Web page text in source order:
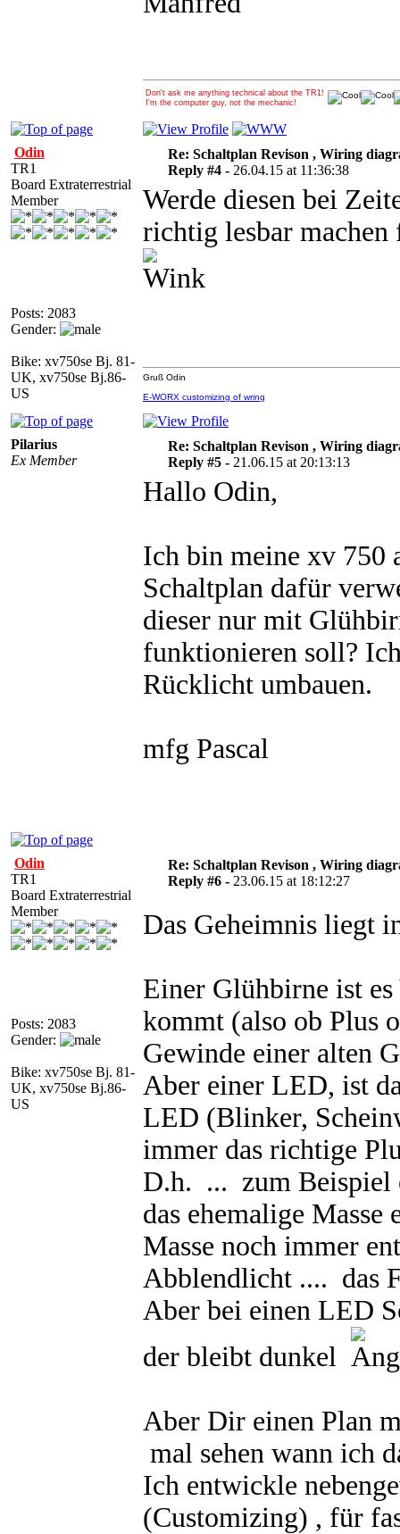
Don't ask me anything technical about the TR1!
I'm the computer guy, not the mechanic!
Odin
TR1
Board Extraterrestrial
Member
Posts: 2083
Gender:
Bike: xv750se Bj. 81-
UK, xv750se Bj.86-
US
Re: Schaltplan Revison , Wiring
Reply #4 - 26.04.15 at 11:36:38
Werde diesen bei
richtig lesbar
Gruß Odin
E-WORX customizing of wring
Pilarius
Ex Member
Re: Schaltplan Revison , Wiring
Reply #5 - 21.06.15 at 20:13:13
Hallo Odin,
Ich bin meine xv 750
Schaltplan dafür
dieser nur mit
funktionieren soll?
Rücklicht umbauen.
mfg Pascal
Odin
TR1
Board Extraterrestrial
Member
Posts: 2083
Gender:
Bike: xv750se Bj. 81-
UK, xv750se Bj.86-
US
Re: Schaltplan Revison , Wiring
Reply #6 - 23.06.15 at 18:12:27
Das Geheimnis liegt
Einer Glühbirne ist
kommt (also ob Plus
Gewinde einer alten
Aber einer LED, ist
LED (Blinker,
immer das richtige
D.h. ... zum Beispiel
das ehemalige
Masse noch immer
Abblendlicht .... das
Aber bei einen LED
der bleibt dunkel
Aber Dir einen Plan
mal sehen wann ich
Ich entwickle
(Customizing) , für